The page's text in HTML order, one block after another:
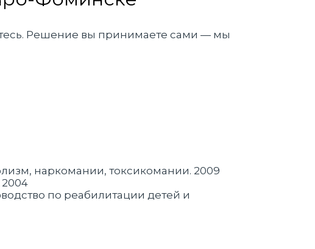
Решение вы принимаете сами — мы
наркомании, токсикомании. 2009
по реабилитации детей и